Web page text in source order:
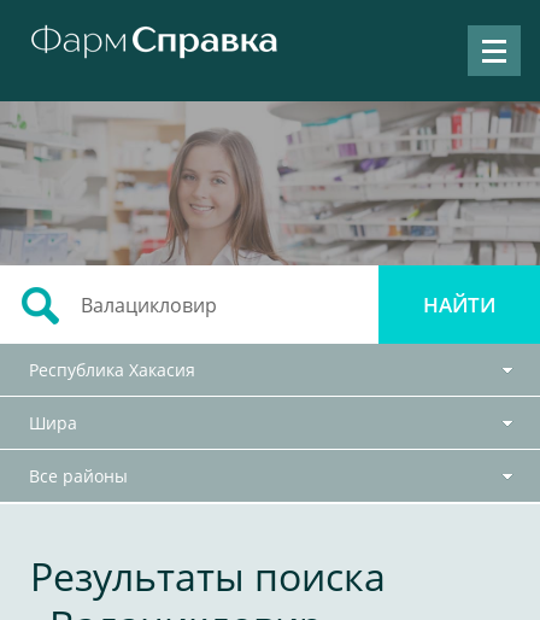
Республика Хакасия
Шира
Все районы
Результаты поиска